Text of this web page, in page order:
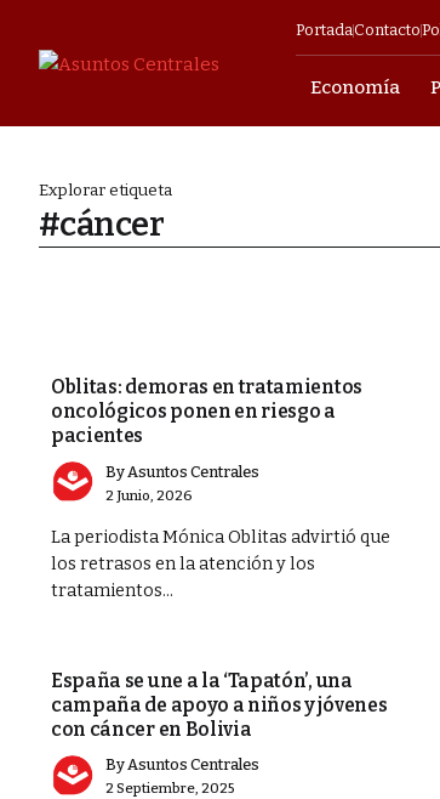
PortadaContacto
Economía
para avanzar
y militares en
en Barrio
Explorar etiqueta
#cáncer
Oblitas: demoras en tratamientos
oncológicos ponen en riesgo a
pacientes
By Asuntos Centrales
2 Junio, 2026
La periodista Mónica Oblitas advirtió que
los retrasos en la atención y los
tratamientos...
España se une a la ‘Tapatón’, una
campaña de apoyo a niños y jóvenes
con cáncer en Bolivia
ByAsuntos Centrales
2 Septiembre, 2025